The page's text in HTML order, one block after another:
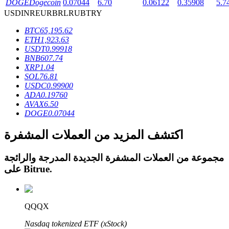
DOGEDogecoin 0.07044 6.70 0.06122 0.35908
USDINREURBRLRUBTRY
BTC65,195.62
ETH1,923.63
USDT0.99918
BNB607.74
XRP1.04
SOL76.81
USDC0.99900
ADA0.19760
AVAX6.50
DOGE0.07044
اكتشف المزيد من العملات المشفرة
مجموعة من العملات المشفرة الجديدة المدرجة والرائجة
Bitrue.
QQQX
Nasdaq tokenized ETF (xStock)